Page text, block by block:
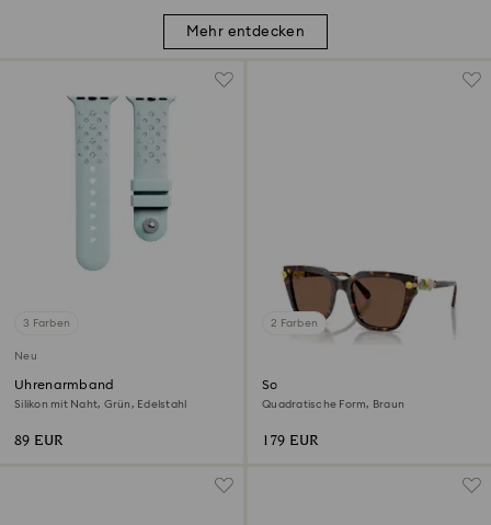
Mehr entdecken
3 Farben
Neu
Uhrenarmband
Silikon mit Naht, Grün, Edelstahl
89 EUR
2 Farben
Sonnenbrille
Quadratische Form, Braun
179 EUR